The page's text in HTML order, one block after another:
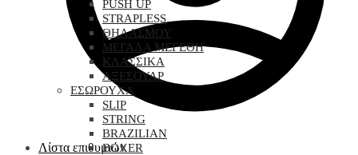
Λίστα επιθυμιών
PUSH UP
STRAPLESS
ΘΗΛΑΣΜΟΥ
ΜΕΓΑΛΑ ΜΕΓΕΘΗ
ΚΛΑΣΣΙΚΑ
ΑΞΕΣΟΥΑΡ
ΕΣΩΡΟΥΧΑ
SLIP
STRING
BRAZILIAN
BOXER